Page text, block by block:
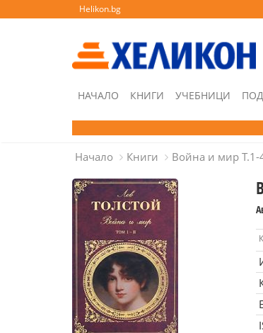
Helikon.bg
НАЧАЛО КНИГИ УЧЕБНИЦИ
Начало Книги Война и мир Т.1-